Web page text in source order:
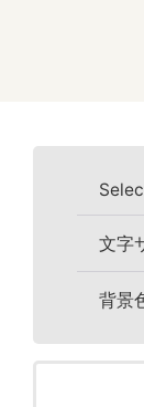
文字
背景